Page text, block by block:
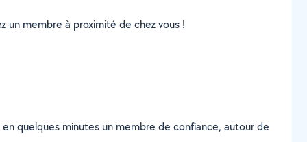
un membre à proximité de chez vous !
quelques minutes un membre de confiance, autour de